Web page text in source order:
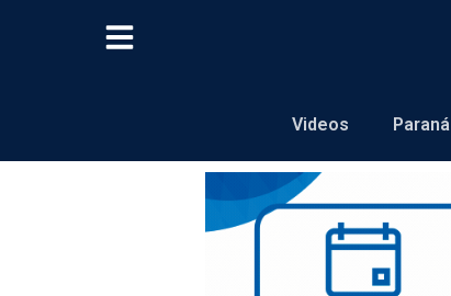
Videos Paraná